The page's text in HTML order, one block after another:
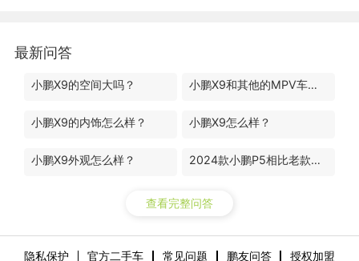
最新问答
小鹏X9的空间大吗？ 小鹏X9和其他的MPV车型有什么区别？
小鹏X9的内饰怎么样？ 小鹏X9怎么样？
小鹏X9外观怎么样？ 2024款小鹏P5相比老款升级了哪些地方？
查看完整问答
隐私保护 官方二手车 常见问题 鹏友问答 授权加盟